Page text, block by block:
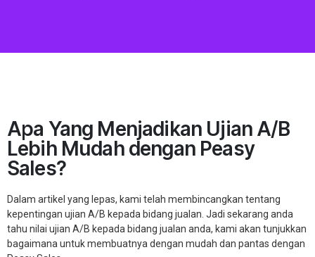
Apa Yang Menjadikan Ujian A/B
Lebih Mudah dengan Peasy
Sales?
Dalam artikel yang lepas, kami telah membincangkan tentang
kepentingan ujian A/B kepada bidang jualan. Jadi sekarang anda
tahu nilai ujian A/B kepada bidang jualan anda, kami akan tunjukkan
bagaimana untuk membuatnya dengan mudah dan pantas dengan